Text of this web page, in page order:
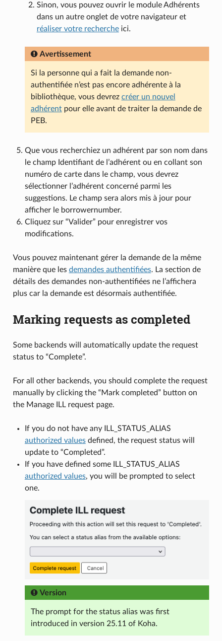
Sinon, vous pouvez ouvrir le module Adhérents
dans un autre onglet de votre navigateur et
réaliser votre rechercheici.
Avertissement
Si la personne qui a fait la demande non-
authentifiée n’est pas encore adhérente à la
bibliothèque, vous devrez créer un nouvel
adhérentpour elle avant de traiter la demande de
PEB.
Que vous recherchiez un adhérent par son nom dans
le champ Identifiant de l’adhérent ou en collant son
numéro de carte dans le champ, vous devrez
sélectionner l’adhérent concerné parmi les
suggestions. Le champ sera alors mis à jour pour
afficher le borrowernumber.
Cliquez sur “Valider” pour enregistrer vos
modifications.
Vous pouvez maintenant gérer la demande de la même
manière que les demandes authentifiées. La section de
détails des demandes non-authentifiées ne l’affichera
plus car la demande est désormais authentifiée.
Marking requests as completed
Some backends will automatically update the request
status to “Complete”.
For all other backends, you should complete the request
manually by clicking the “Mark completed” button on
the Manage ILL request page.
If you do not have any ILL_STATUS_ALIAS
authorized valuesdefined, the request status will
update to “Completed”.
If you have defined some ILL_STATUS_ALIAS
authorized values, you will be prompted to select
one.
Version
The prompt for the status alias was first
introduced in version 25.11 of Koha.